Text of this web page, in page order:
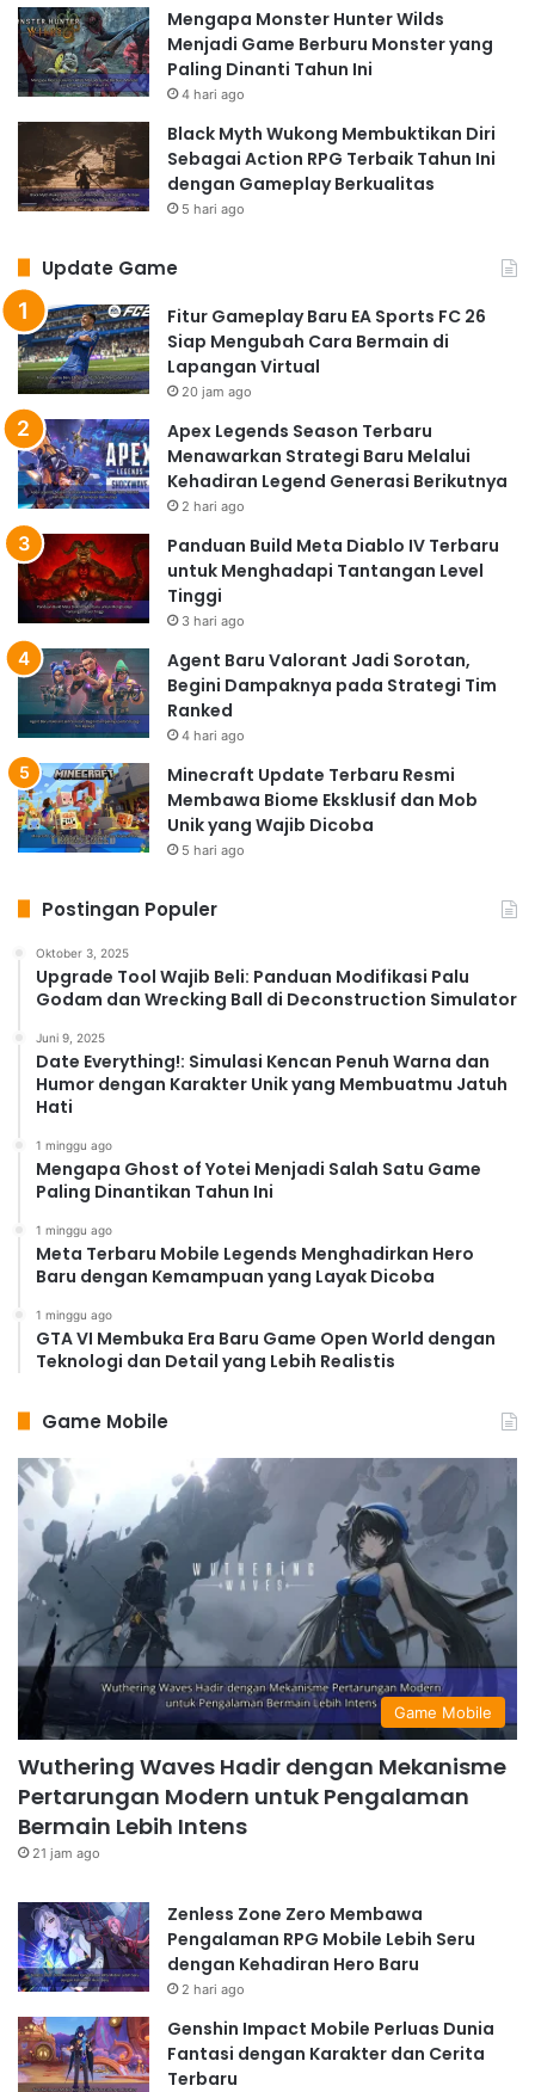
Mengapa Monster Hunter Wilds
Menjadi Game Berburu Monster yang
Paling Dinanti Tahun Ini
4 hari ago
Black Myth Wukong Membuktikan Diri
Sebagai Action RPG Terbaik Tahun Ini
dengan Gameplay Berkualitas
5 hari ago
Update Game
Fitur Gameplay Baru EA Sports FC 26
Siap Mengubah Cara Bermain di
Lapangan Virtual
20 jam ago
Apex Legends Season Terbaru
Menawarkan Strategi Baru Melalui
Kehadiran Legend Generasi Berikutnya
2 hari ago
Panduan Build Meta Diablo IV Terbaru
untuk Menghadapi Tantangan Level
Tinggi
3 hari ago
Agent Baru Valorant Jadi Sorotan,
Begini Dampaknya pada Strategi Tim
Ranked
4 hari ago
Minecraft Update Terbaru Resmi
Membawa Biome Eksklusif dan Mob
Unik yang Wajib Dicoba
5 hari ago
Postingan Populer
Oktober 3, 2025
Upgrade Tool Wajib Beli: Panduan Modifikasi Palu
Godam dan Wrecking Ball di Deconstruction Simulator
Juni 9, 2025
Date Everything!: Simulasi Kencan Penuh Warna dan
Humor dengan Karakter Unik yang Membuatmu Jatuh
Hati
1 minggu ago
Mengapa Ghost of Yotei Menjadi Salah Satu Game
Paling Dinantikan Tahun Ini
1 minggu ago
Meta Terbaru Mobile Legends Menghadirkan Hero
Baru dengan Kemampuan yang Layak Dicoba
1 minggu ago
GTA VI Membuka Era Baru Game Open World dengan
Teknologi dan Detail yang Lebih Realistis
Game Mobile
Game Mobile
Wuthering Waves Hadir dengan Mekanisme
Pertarungan Modern untuk Pengalaman
Bermain Lebih Intens
21 jam ago
Zenless Zone Zero Membawa
Pengalaman RPG Mobile Lebih Seru
dengan Kehadiran Hero Baru
2 hari ago
Genshin Impact Mobile Perluas Dunia
Fantasi dengan Karakter dan Cerita
Terbaru